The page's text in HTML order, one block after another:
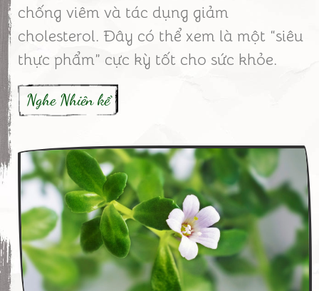
chống viêm và tác dụng giảm
cholesterol. Đây có thể xem là một “siêu
thực phẩm” cực kỳ tốt cho sức khỏe.
Nghe Nhiên kể